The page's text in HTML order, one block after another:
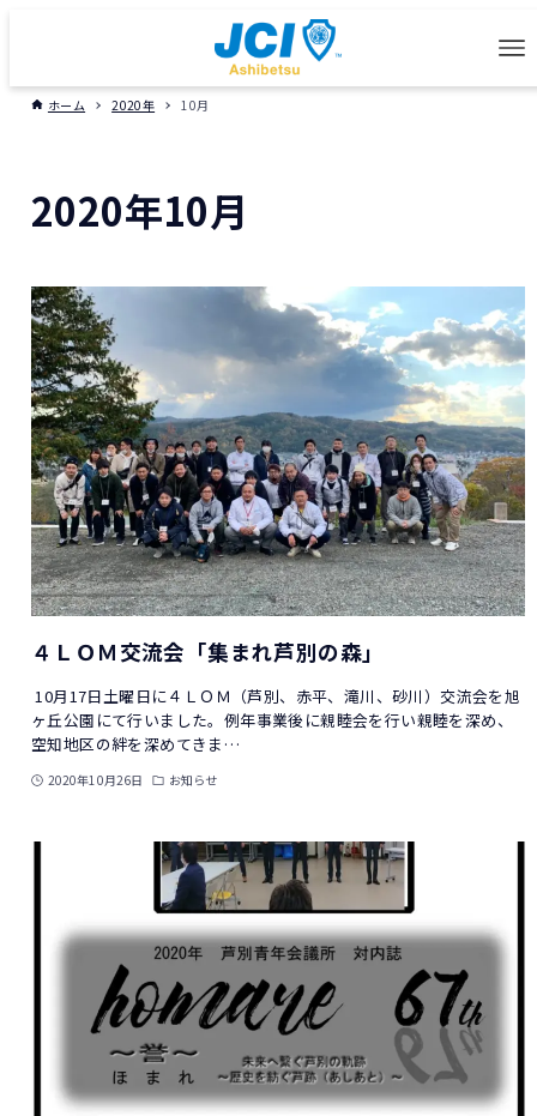
ホーム 2020年 10月
2020年10月
４ＬＯＭ交流会「集まれ芦別の森」
10月17日土曜日に４ＬＯＭ（芦別、赤平、滝川、砂川）交流会を旭
ヶ丘公園にて行いました。例年事業後に親睦会を行い親睦を深め、
空知地区の絆を深めてきま…
2020年10月26日 お知らせ